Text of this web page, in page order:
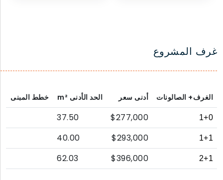
غرف المشروع
الغرف+ الصالونات أدنى سعر الحد الأدنى خطط المبنى
1+0
$277,000
37.50
1+1
$293,000
40.00
2+1
$396,000
62.03